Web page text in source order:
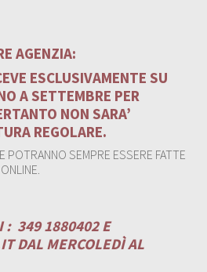
AGENZIA:
ESCLUSIVAMENTE SU
A SETTEMBRE PER
NON SARA’
REGOLARE.
POTRANNO SEMPRE ESSERE FATTE
: 349 1880402 E
DAL MERCOLEDÌ AL